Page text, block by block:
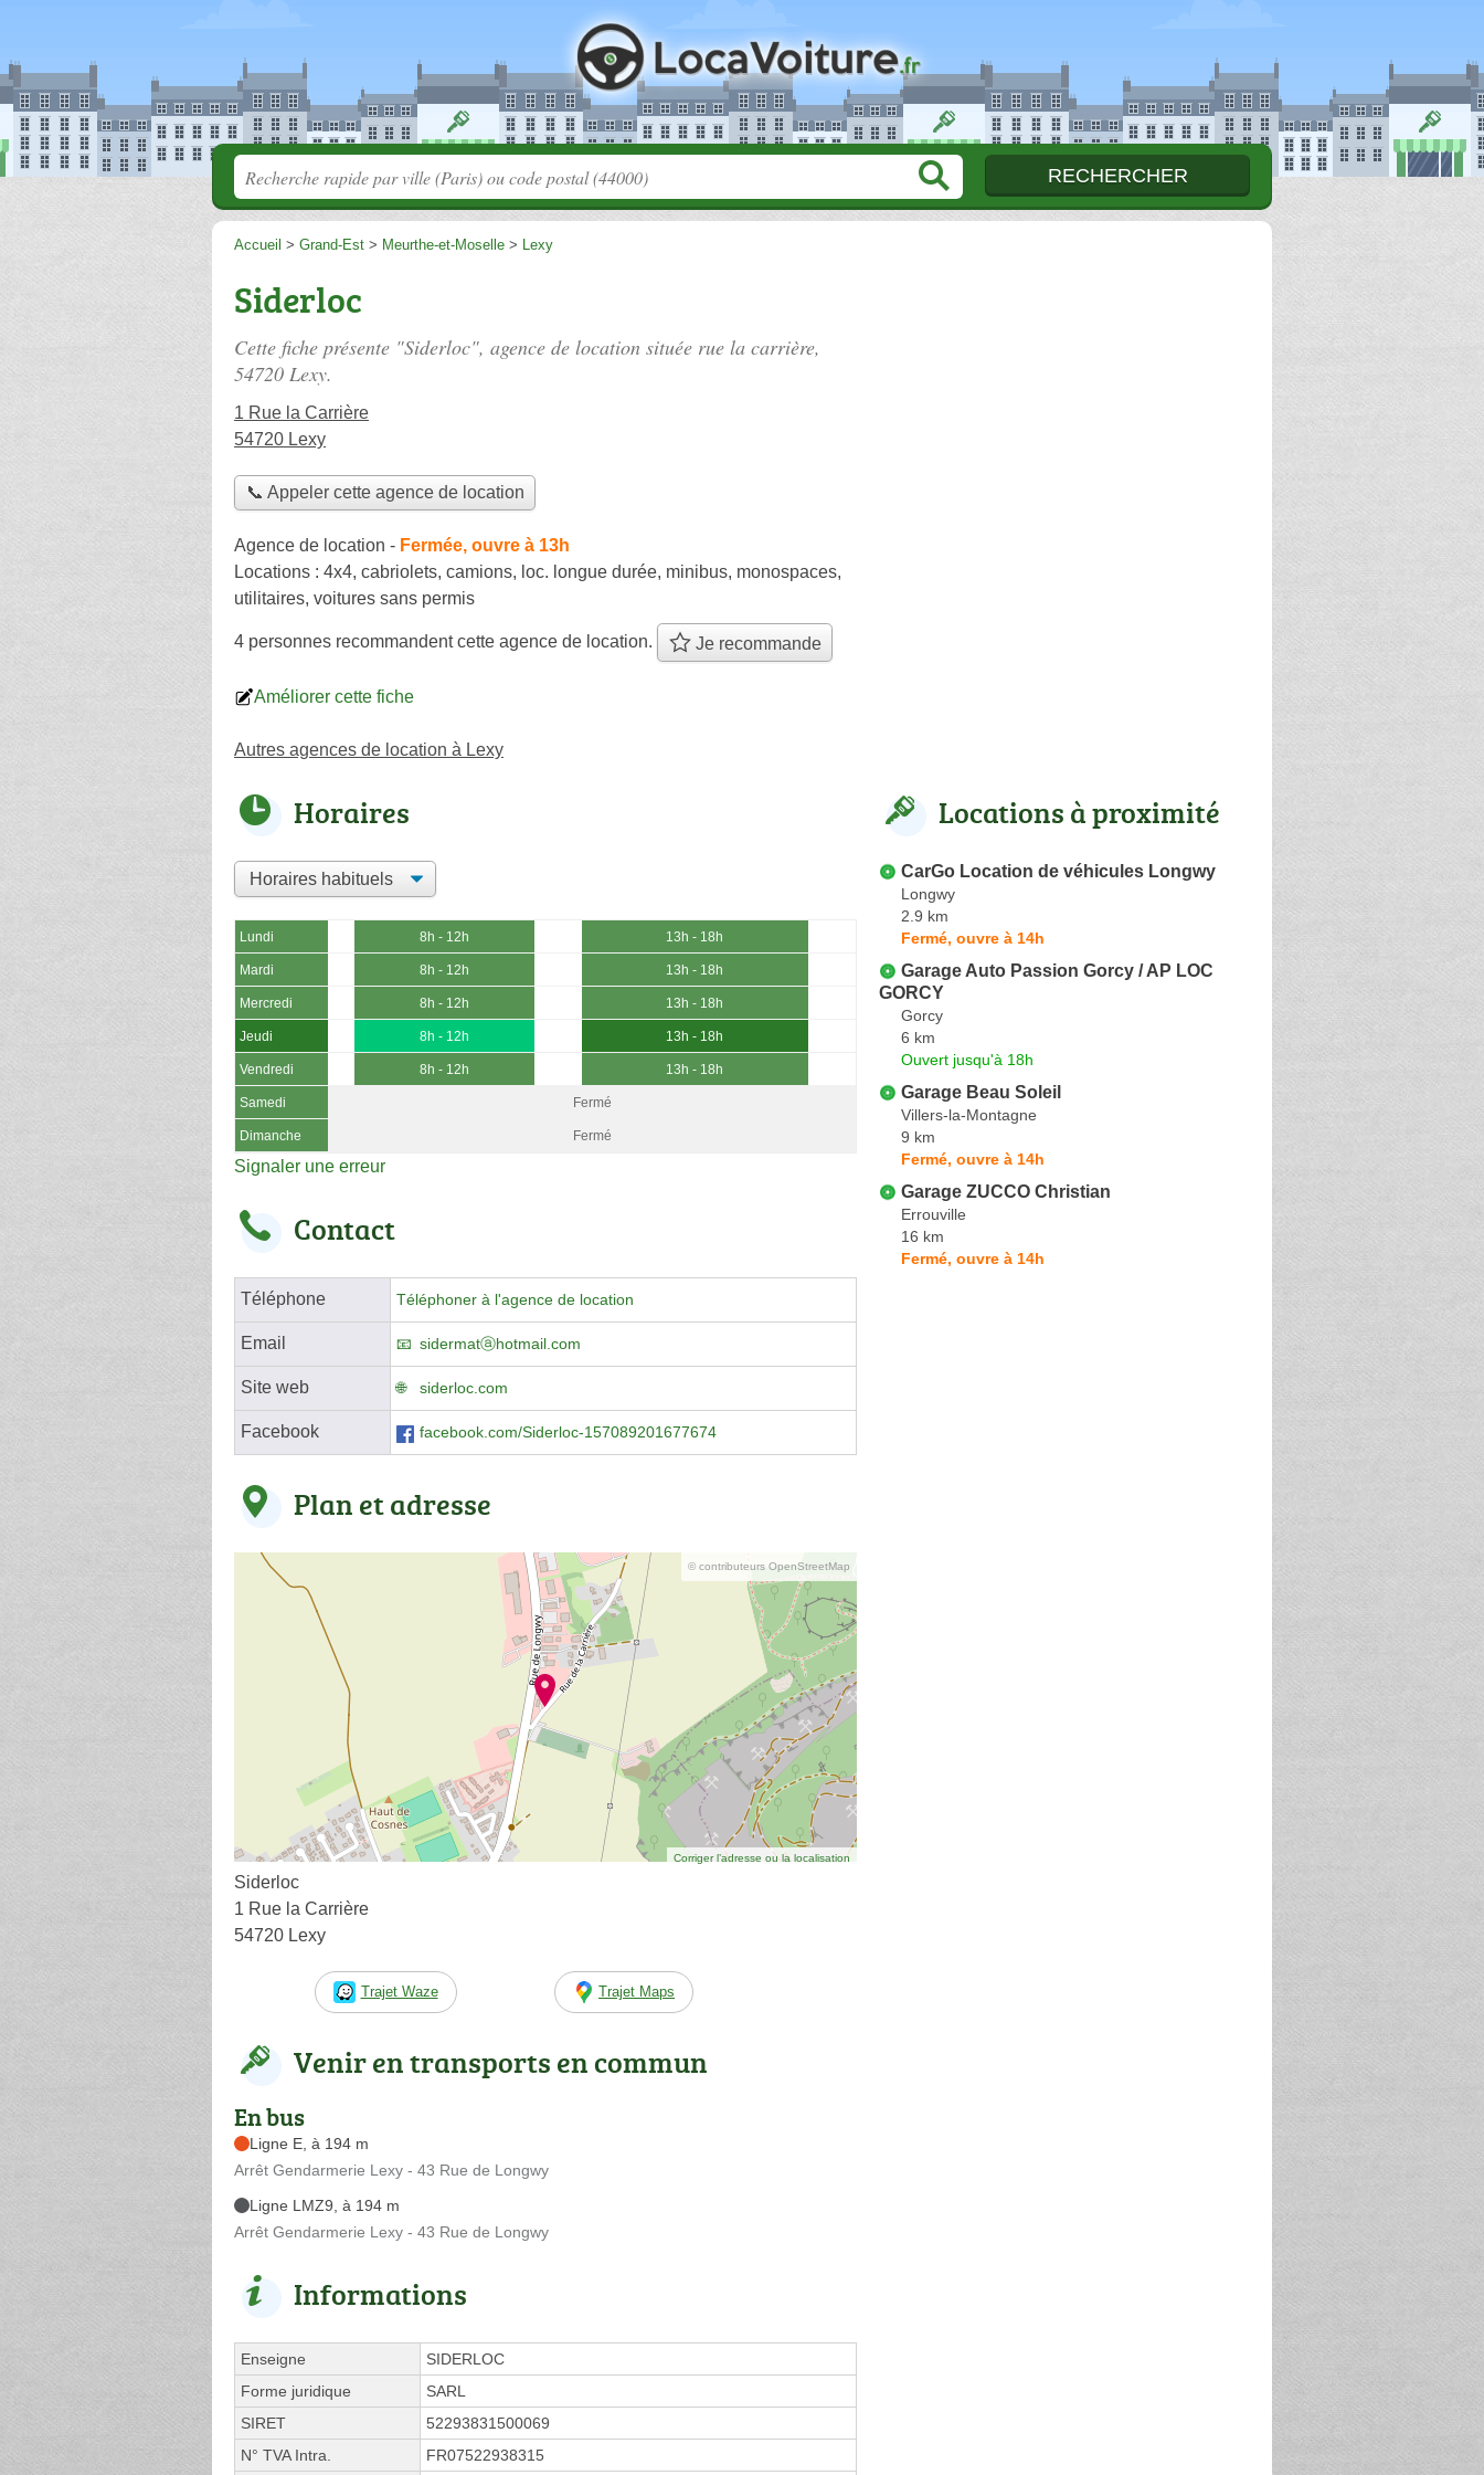
Accueil > Grand-Est > Meurthe-et-Moselle > Lexy
Siderloc
Cette fiche présente "Siderloc", agence de location située rue la carrière,
54720 Lexy.
1 Rue la Carrière
54720 Lexy
📞 Appeler cette agence de location
Agence de location - Fermée, ouvre à 13h
Locations : 4x4, cabriolets, camions, loc. longue durée, minibus, monospaces,
utilitaires, voitures sans permis
4 personnes recommandentcette agence de location. Je recommande
Améliorer cette fiche
Autres agences de location à Lexy
Horaires
Lundi 8h - 12h 13h - 18h
Mardi 8h - 12h 13h - 18h
Mercredi 8h - 12h 13h - 18h
Jeudi 8h - 12h 13h - 18h
Vendredi 8h - 12h 13h - 18h
Samedi Fermé
Dimanche Fermé
Signaler une erreur
Contact
Téléphone Téléphoner à l'agence de location
Email sidermatⓐhotmail.com
Site web siderloc.com
Facebook facebook.com/Siderloc-157089201677674
Plan et adresse
© contributeurs OpenStreetMap
Corriger l’adresse ou la localisation
Siderloc
1 Rue la Carrière
54720 Lexy
Trajet Waze Trajet Maps
Venir en transports en commun
En bus
Ligne E, à 194 m
Arrêt Gendarmerie Lexy - 43 Rue de Longwy
Ligne LMZ9, à 194 m
Arrêt Gendarmerie Lexy - 43 Rue de Longwy
Informations
Enseigne
SIDERLOC
Forme juridique
SARL
SIRET
52293831500069
N° TVA Intra.
FR07522938315
Locations à proximité
CarGo Location de véhicules Longwy
Longwy
2.9 km
Fermé, ouvre à 14h
Garage Auto Passion Gorcy / AP LOC
GORCY
Gorcy
6 km
Ouvert jusqu'à 18h
Garage Beau Soleil
Villers-la-Montagne
9 km
Fermé, ouvre à 14h
Garage ZUCCO Christian
Errouville
16 km
Fermé, ouvre à 14h